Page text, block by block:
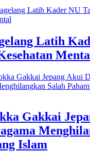
Latih
Gakkai
Islam